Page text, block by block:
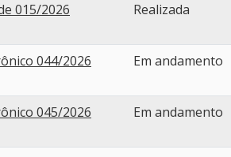
015/2026 Realizada
044/2026 Em andamento
045/2026 Em andamento